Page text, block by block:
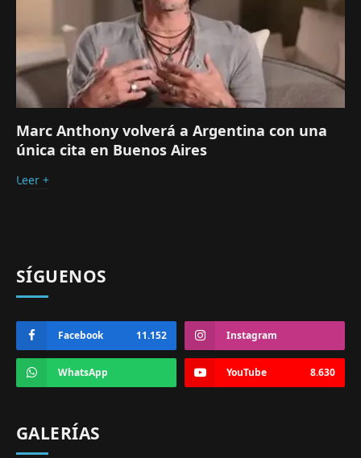
Marc Anthony volverá a Argentina con una
única cita en Buenos Aires
Leer +
SÍGUENOS
Facebook 11.152 Instagram
WhatsApp YouTube 8.630
GALERÍAS